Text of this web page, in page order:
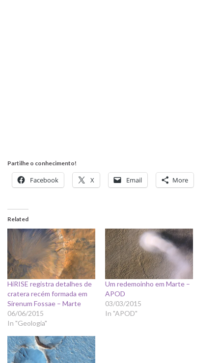
Partilhe o conhecimento!
Facebook X Email More
Related
HiRISE registra detalhes de
cratera recém formada em
Sirenum Fossae – Marte
06/06/2015
In "Geologia"
Um redemoinho em Marte –
APOD
03/03/2015
In "APOD"